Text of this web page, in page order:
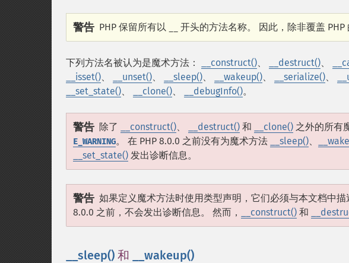
警告 PHP 保留所有以 开头的方法名称。 因此，除非覆盖
下列方法名被认为是魔术方法： __construct()、 __destruct()、
__isset()、 __unset()、 __sleep()、 __wakeup()、 __serialize()、
__set_state()、 __clone()、 __debugInfo()。
警告 除了 __construct()、 __destruct() 和 __clone() 之外的所有
E_WARNING。 在 PHP 8.0.0 之前没有为魔术方法 __sleep()、
__set_state() 发出诊断信息。
警告 如果定义魔术方法时使用类型声明，它们必须与本文档中
8.0.0 之前，不会发出诊断信息。 然而，
__construct() 和
__sleep() 和 __wakeup()